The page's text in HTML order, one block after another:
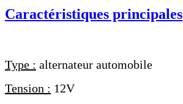
Caractéristiques principales
Type : alternateur automobile
Tension : 12V